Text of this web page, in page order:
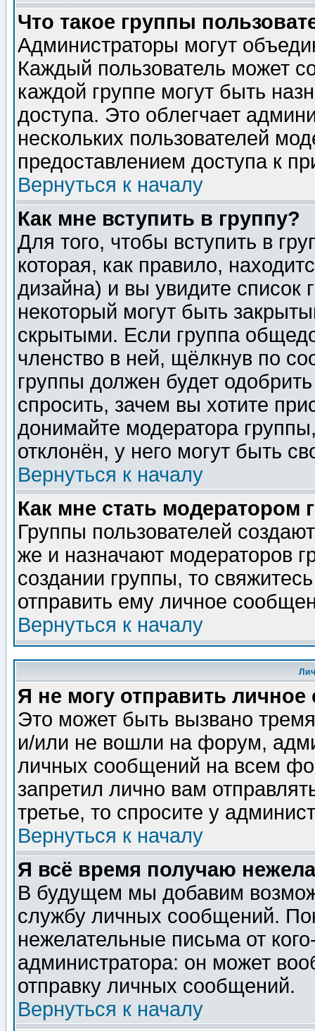
Что такое группы
Администраторы могут
Каждый пользователь может
каждой группе могут быть
доступа. Это облегчает
нескольких пользователей
предоставлением доступа к
Вернуться к началу
Как мне вступить в группу?
Для того, чтобы вступить в
которая, как правило,
дизайна) и вы увидите список
некоторый могут быть
скрытыми. Если группа
членство в ней, щёлкнув по
группы должен будет
спросить, зачем вы хотите
донимайте модератора
отклонён, у него могут быть
Вернуться к началу
Как мне стать модератором
Группы пользователей
же и назначают модераторов
создании группы, то
отправить ему личное
Вернуться к началу
Я не могу отправить
Это может быть вызвано
и/или не вошли на форум,
личных сообщений на всем
запретил лично вам
третье, то спросите у
Вернуться к началу
Я всё время получаю
В будущем мы добавим
службу личных сообщений.
нежелательные письма от
администратора: он может
отправку личных сообщений.
Вернуться к началу